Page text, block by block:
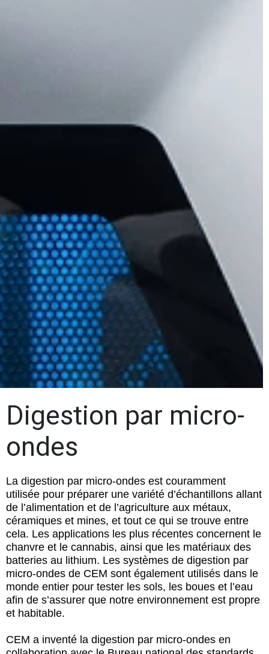
Digestion par micro-
ondes
La digestion par micro-ondes est couramment
utilisée pour préparer une variété d’échantillons allant
de l’alimentation et de l’agriculture aux métaux,
céramiques et mines, et tout ce qui se trouve entre
cela. Les applications les plus récentes concernent le
chanvre et le cannabis, ainsi que les matériaux des
batteries au lithium. Les systèmes de digestion par
micro-ondes de CEM sont également utilisés dans le
monde entier pour tester les sols, les boues et l’eau
afin de s’assurer que notre environnement est propre
et habitable.
CEM a inventé la digestion par micro-ondes en